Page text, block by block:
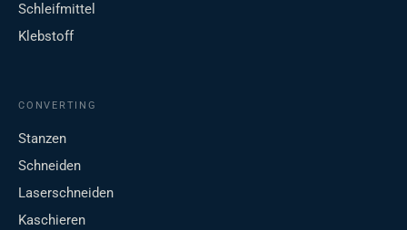
Schleifmittel
Klebstoff
CONVERTING
Stanzen
Schneiden
Laserschneiden
Kaschieren